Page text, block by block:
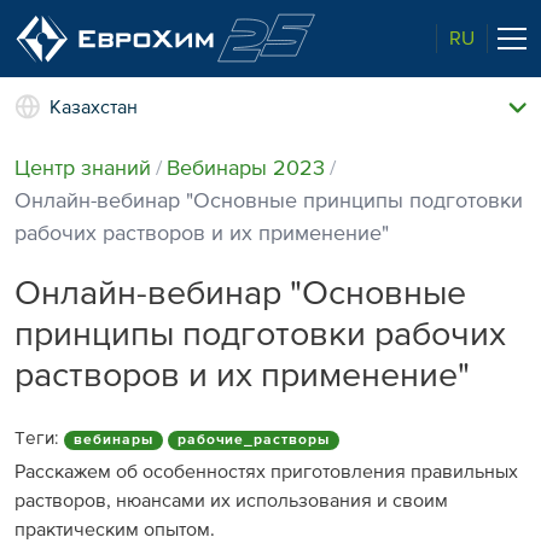
RU
Наши удобрения
О нас
Наши возможности
Качество от лидера рынка
Забота об экологии
Полевые опыты
Новости и события
Центр знаний
Наши контакты
Казахстан
Центр знаний
Вебинары 2023
Онлайн-вебинар "Основные принципы подготовки
рабочих растворов и их применение"
Онлайн-вебинар "Основные
принципы подготовки рабочих
растворов и их применение"
Теги: вебинары рабочие_растворы
Расскажем об особенностях приготовления правильных
растворов, нюансами их использования и своим
практическим опытом.